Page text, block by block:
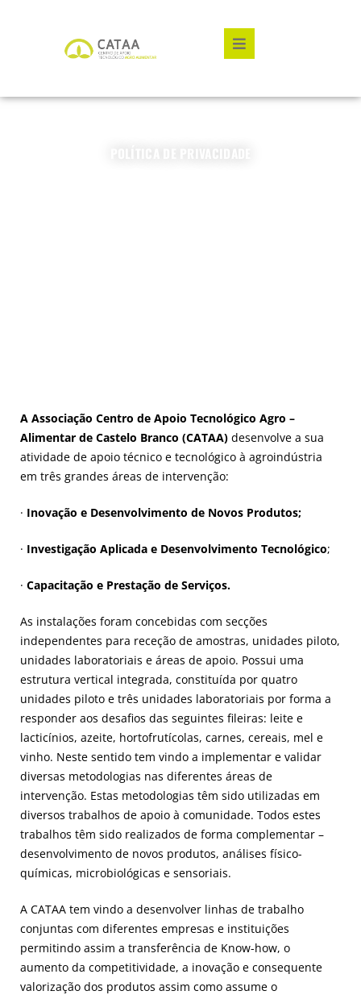
Hamburger Toggle
A Associação Centro de Apoio Tecnológico Agro –
Alimentar de Castelo Branco (CATAA) desenvolve a sua
atividade de apoio técnico e tecnológico à agroindústria
em três grandes áreas de intervenção:
· Inovação e Desenvolvimento de Novos Produtos;
· Investigação Aplicada e Desenvolvimento Tecnológico;
· Capacitação e Prestação de Serviços.
As instalações foram concebidas com secções
independentes para receção de amostras, unidades piloto,
unidades laboratoriais e áreas de apoio. Possui uma
estrutura vertical integrada, constituída por quatro
unidades piloto e três unidades laboratoriais por forma a
responder aos desafios das seguintes fileiras: leite e
lacticínios, azeite, hortofrutícolas, carnes, cereais, mel e
vinho. Neste sentido tem vindo a implementar e validar
diversas metodologias nas diferentes áreas de
intervenção. Estas metodologias têm sido utilizadas em
diversos trabalhos de apoio à comunidade. Todos estes
trabalhos têm sido realizados de forma complementar –
desenvolvimento de novos produtos, análises físico-
químicas, microbiológicas e sensoriais.
A CATAA tem vindo a desenvolver linhas de trabalho
conjuntas com diferentes empresas e instituições
permitindo assim a transferência de Know-how, o
aumento da competitividade, a inovação e consequente
valorização dos produtos assim como assume o